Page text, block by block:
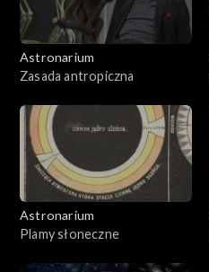
Astronarium
Zasada antropiczna
Astronarium
Plamy słoneczne